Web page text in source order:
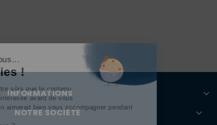
INFORMATIONS 
NOTRE SOCIÉTÉ 
Salut c'est nous...
les Cookies !
On a attendu d'être sûrs que le contenu
de ce site vous intéresse avant de vous
déranger, mais on aimerait bien vous accompagner pendant
votre visite...